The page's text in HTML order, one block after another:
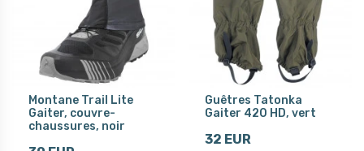
Montane Trail Lite
Gaiter, couvre-
chaussures, noir
Guêtres Tatonka
Gaiter 420 HD, vert
32 EUR